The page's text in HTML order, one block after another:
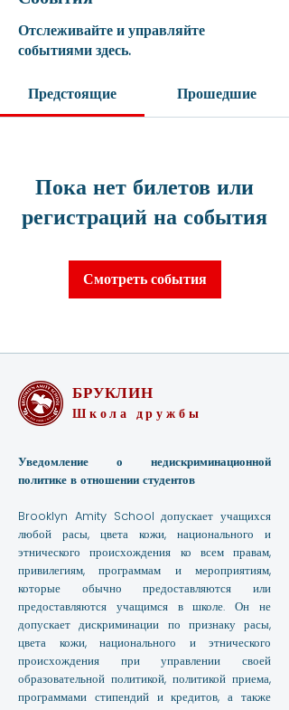
Отслеживайте и управляйте
событиями здесь.
Предстоящие Прошедшие
Пока нет билетов или
регистраций на события
Смотреть события
БРУКЛИН
Школа дружбы
Уведомление о недискриминационной
политике в отношении студентов
Brooklyn Amity School допускает учащихся
любой расы, цвета кожи, национального и
этнического происхождения ко всем правам,
привилегиям, программам и мероприятиям,
которые обычно предоставляются или
предоставляются учащимся в школе. Он не
допускает дискриминации по признаку расы,
цвета кожи, национального и этнического
происхождения при управлении своей
образовательной политикой, политикой приема,
программами стипендий и кредитов, а также